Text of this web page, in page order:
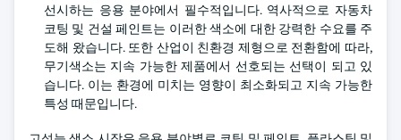
선시하는 응용 분야에서 필수적입니다. 역사적으로 자동차
코팅 및 건설 페인트는 이러한 색소에 대한 강력한 수요를 주
도해 왔습니다. 또한 산업이 친환경 제형으로 전환함에 따라,
무기색소는 지속 가능한 제품에서 선호되는 선택이 되고 있
습니다. 이는 환경에 미치는 영향이 최소화되고 지속 가능한
특성 때문입니다.